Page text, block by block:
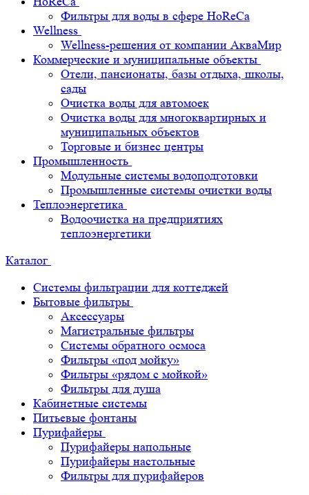
Фильтры для воды в сфере HoReCa
Wellness
Wellness-решения от компании АкваМир
Коммерческие и муниципальные объекты
Отели, пансионаты, базы отдыха, школы,
сады
Очистка воды для автомоек
Очистка воды для многоквартирных и
муниципальных объектов
Торговые и бизнес центры
Промышленность
Модульные системы водоподготовки
Промышленные системы очистки воды
Теплоэнергетика
Водоочистка на предприятиях
теплоэнергетики
Каталог
Системы фильтрации для коттеджей
Бытовые фильтры
Аксессуары
Магистральные фильтры
Системы обратного осмоса
Фильтры «под мойку»
Фильтры «рядом с мойкой»
Фильтры для душа
Кабинетные системы
Питьевые фонтаны
Пурифайеры
Пурифайеры напольные
Пурифайеры настольные
Фильтры для пурифайеров